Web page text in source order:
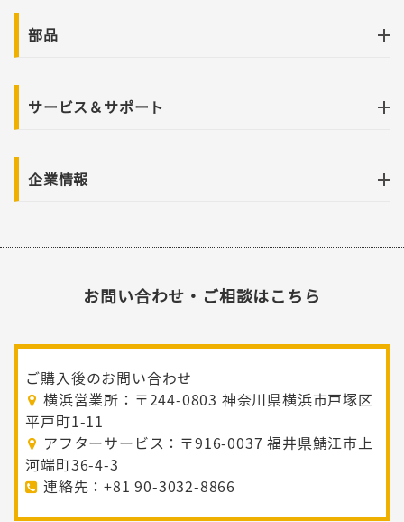
部品
サービス＆サポート
企業情報
お問い合わせ・ご相談はこちら
ご購入後のお問い合わせ
横浜営業所：〒244-0803 神奈川県横浜市戸塚区
平戸町1-11
アフターサービス：〒916-0037 福井県鯖江市上
河端町36-4-3
連絡先：+81 90-3032-8866